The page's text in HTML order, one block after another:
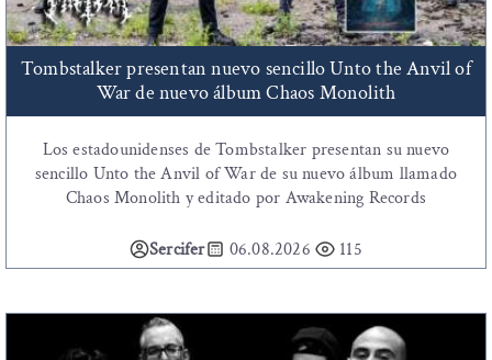
Tombstalker presentan nuevo sencillo Unto the Anvil of
War de nuevo álbum Chaos Monolith
Los estadounidenses de Tombstalker presentan su nuevo
sencillo Unto the Anvil of War de su nuevo álbum llamado
Chaos Monolith y editado por Awakening Records
Sercifer 06.08.2026 115